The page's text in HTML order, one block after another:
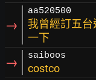
→
aa520500
我曾經訂五
一下
→ saiboos
costco